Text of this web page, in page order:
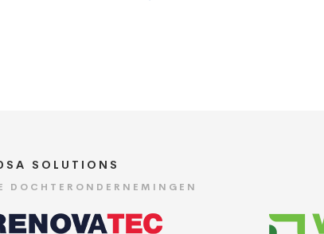
SOLUTIONS
DOCHTERONDERNEMINGEN